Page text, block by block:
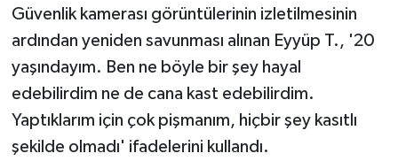
Güvenlik kamerası görüntülerinin izletilmesinin
ardından yeniden savunması alınan Eyyüp T., '20
yaşındayım. Ben ne böyle bir şey hayal
edebilirdim ne de cana kast edebilirdim.
Yaptıklarım için çok pişmanım, hiçbir şey kasıtlı
şekilde olmadı' ifadelerini kullandı.